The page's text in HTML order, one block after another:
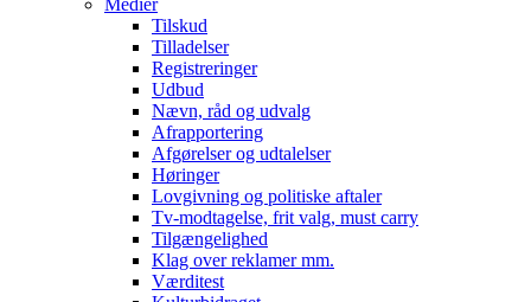
Medier
Tilskud
Tilladelser
Registreringer
Udbud
Nævn, råd og udvalg
Afrapportering
Afgørelser og udtalelser
Høringer
Lovgivning og politiske aftaler
Tv-modtagelse, frit valg, must carry
Tilgængelighed
Klag over reklamer mm.
Værditest